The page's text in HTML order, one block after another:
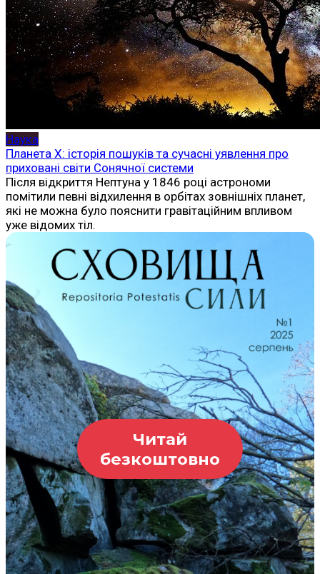
Наука
Планета X: історія пошуків та сучасні уявлення про
приховані світи Сонячної системи
Після відкриття Нептуна у 1846 році астрономи
помітили певні відхилення в орбітах зовнішніх планет,
які не можна було пояснити гравітаційним впливом
уже відомих тіл.
Читай
безкоштовно